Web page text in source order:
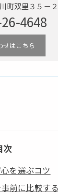
町双里３５－２
4648
せはこちら
次
を選ぶコツ
前に比較す